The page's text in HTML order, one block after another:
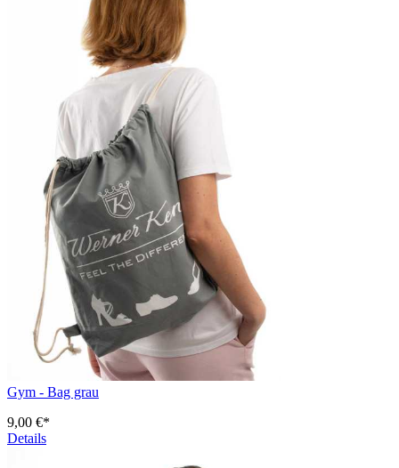
Gym - Bag grau
9,00 €*
Details